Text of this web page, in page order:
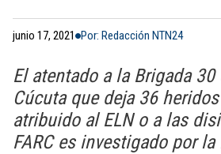
junio 17, 2021 Por: Redacción NTN24
El atentado a la Brigada
Cúcuta que deja 36
atribuido al ELN o a las
FARC es investigado por